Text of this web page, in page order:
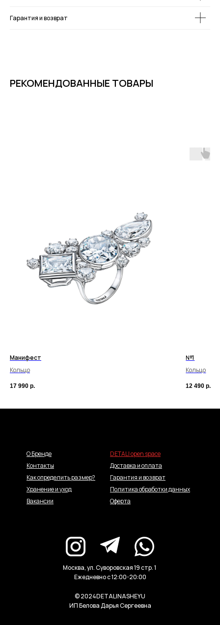
Гарантия и возврат
РЕКОМЕНДОВАННЫЕ ТОВАРЫ
Манифест
Кольцо
17 990 р.
№1
Кольцо
12 490 р.
О Бренде
Контакты
Как определить размер?
Хранение и уход
Вакансии
DETALI open space
Доставка и оплата
Гарантия и возврат
Политика обработки данных
Оферта
© 2024DETALINASHEYU
Москва, ул. Суворовская 19 стр. 1
Ежедневно с 12:00-20:00
ИП Белова Дарья Сергеевна